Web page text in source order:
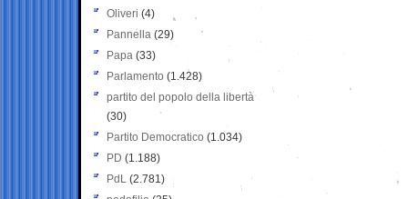
Oliveri (4)
Pannella (29)
Papa (33)
Parlamento (1.428)
partito del popolo della libertà
(30)
Partito Democratico (1.034)
PD (1.188)
PdL (2.781)